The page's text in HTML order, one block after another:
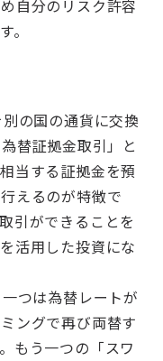
自分のリスク許容
。
の国の通貨に交換
替証拠金取引」と
当する証拠金を預
えるのが特徴で
引ができることを
活用した投資にな
つは為替レートが
ングで再び両替す
もう一つの「スワ